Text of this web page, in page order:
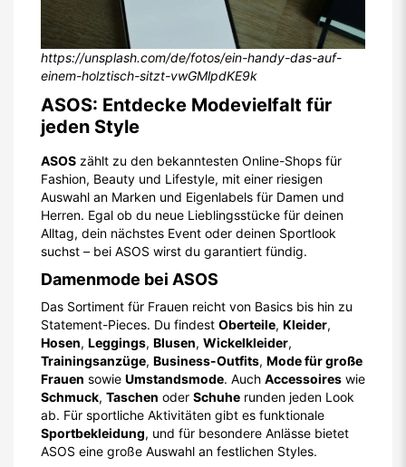
https://unsplash.com/de/fotos/ein-handy-das-auf-
einem-holztisch-sitzt-vwGMlpdKE9k
ASOS: Entdecke Modevielfalt für
jeden Style
ASOS zählt zu den bekanntesten Online-Shops für
Fashion, Beauty und Lifestyle, mit einer riesigen
Auswahl an Marken und Eigenlabels für Damen und
Herren. Egal ob du neue Lieblingsstücke für deinen
Alltag, dein nächstes Event oder deinen Sportlook
suchst – bei ASOS wirst du garantiert fündig.
Damenmode bei ASOS
Das Sortiment für Frauen reicht von Basics bis hin zu
Statement-Pieces. Du findest Oberteile, Kleider,
Hosen, Leggings, Blusen, Wickelkleider,
Trainingsanzüge, Business-Outfits, Mode für große
Frauen sowie Umstandsmode. Auch Accessoires wie
Schmuck, Taschen oder Schuhe runden jeden Look
ab. Für sportliche Aktivitäten gibt es funktionale
Sportbekleidung, und für besondere Anlässe bietet
ASOS eine große Auswahl an festlichen Styles.